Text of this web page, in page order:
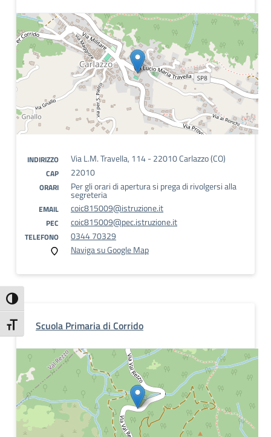
Attiva/disattiva alto contrasto
Attiva/disattiva dimensione testo
INDIRIZZO Via L.M. Travella, 114 - 22010 Carlazzo (CO)
CAP 22010
ORARI Per gli orari di apertura si prega di rivolgersi alla
segreteria
EMAIL coic815009@istruzione.it
PEC coic815009@pec.istruzione.it
TELEFONO
0344 70329
Naviga su Google Map
Scuola Primaria di Corrido